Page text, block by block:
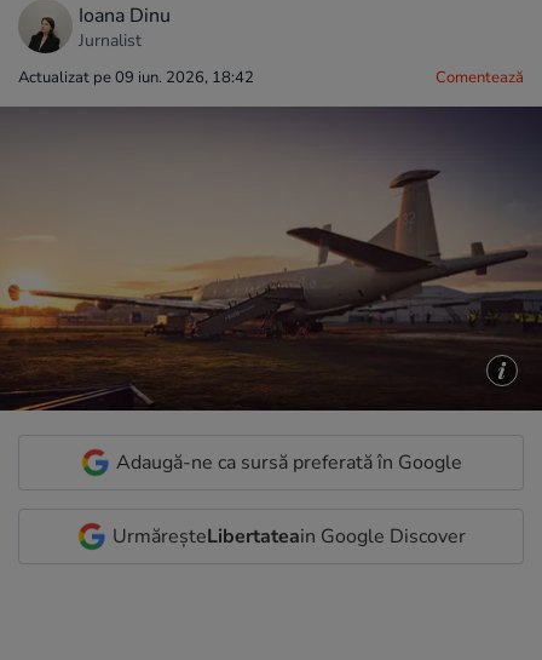
Ioana Dinu
Jurnalist
Actualizat pe 09 iun. 2026, 18:42 Comentează
Adaugă-ne ca sursă preferată în Google
UrmăreșteLibertateain Google Discover